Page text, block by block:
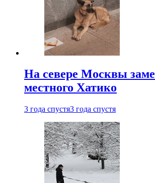
На севере Москвы
местного Хатико
3 года спустя3 года спустя